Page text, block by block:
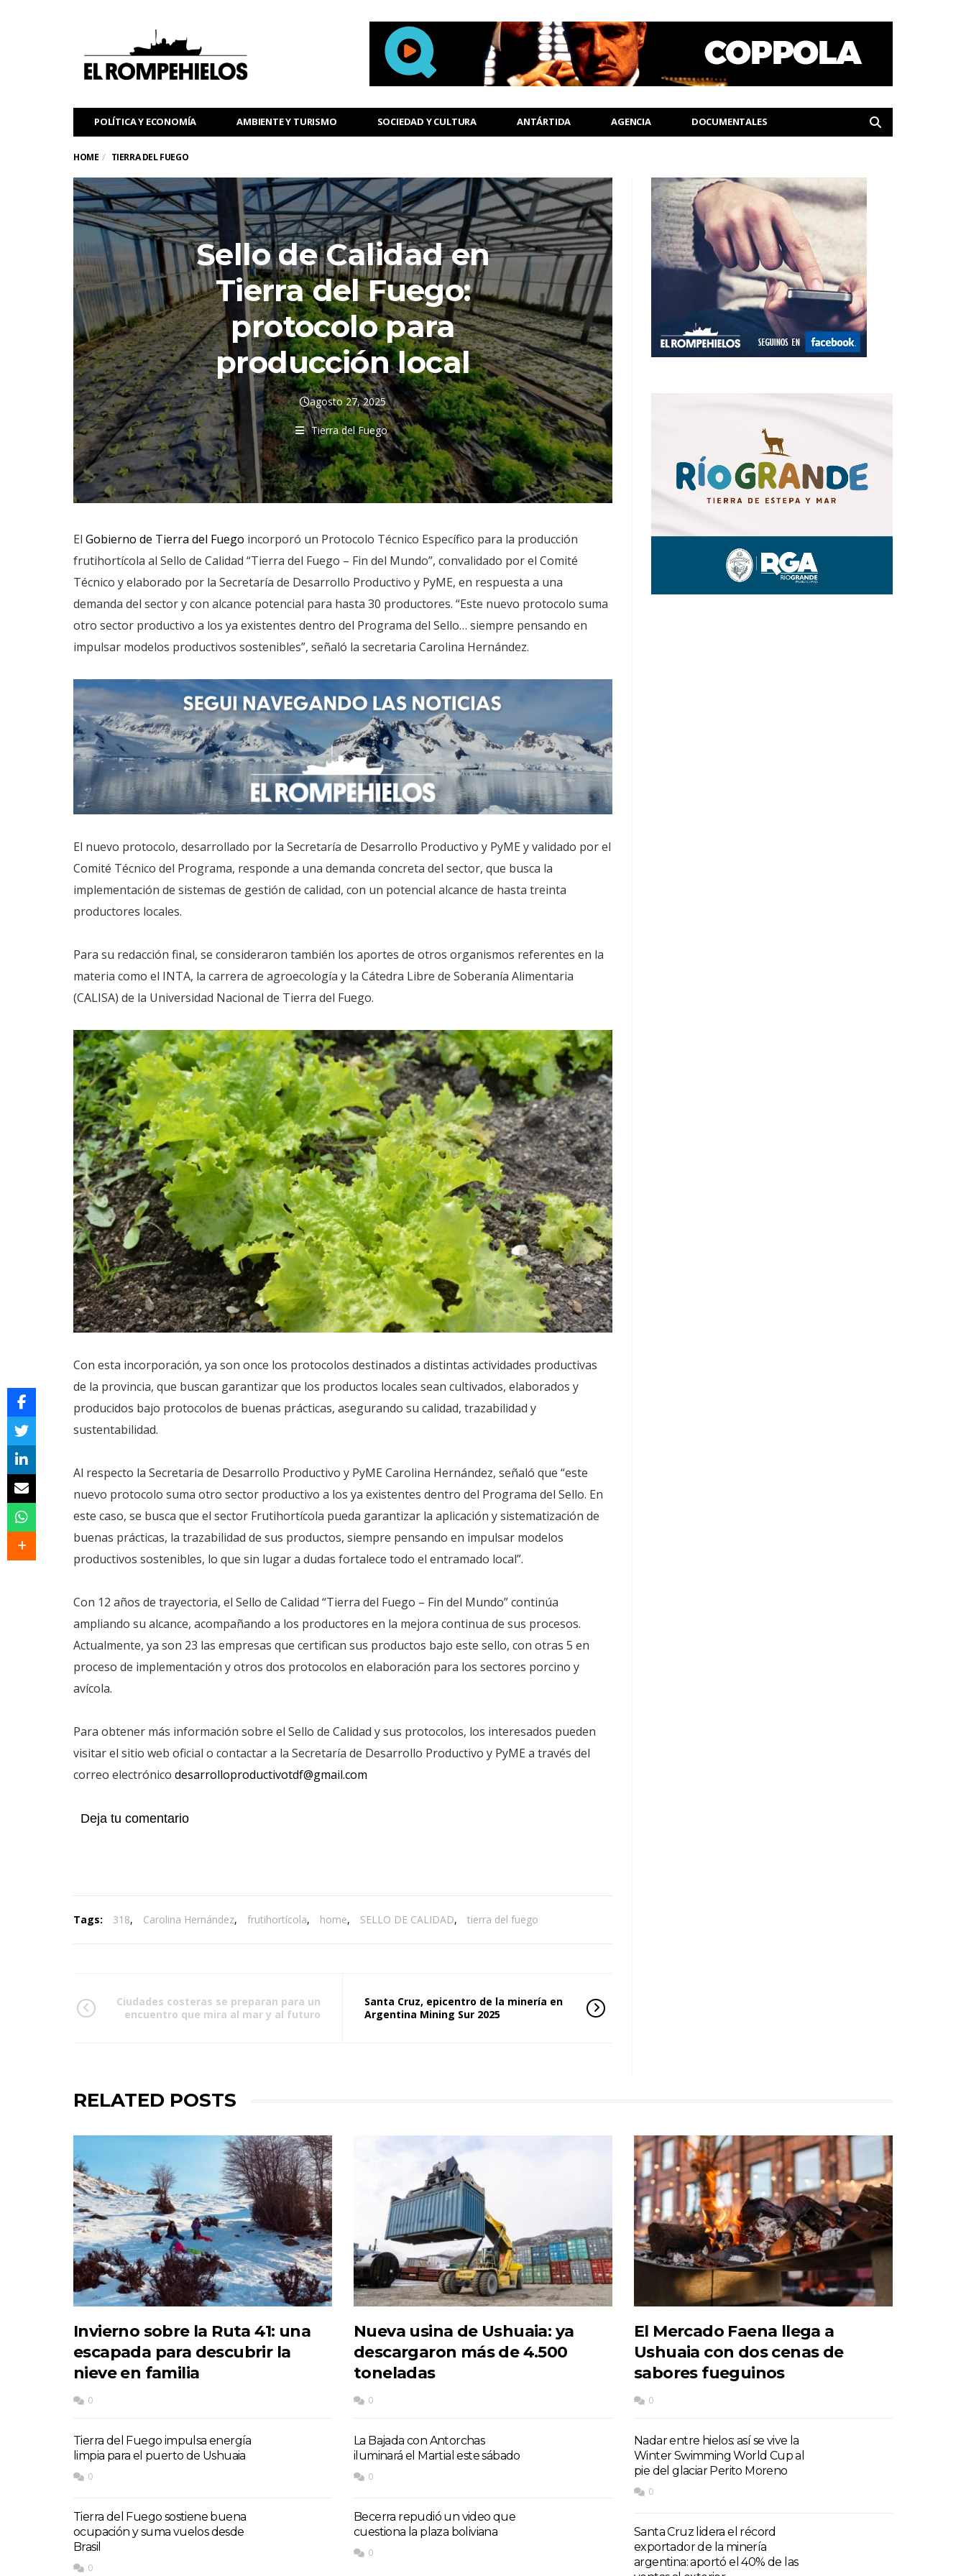
POLÍTICA Y ECONOMÍA AMBIENTE Y TURISMO SOCIEDAD Y CULTURA ANTÁRTIDA AGENCIA DOCUMENTALES
HOME TIERRA DEL FUEGO
Sello de Calidad en
Tierra del Fuego:
protocolo para
producción local
agosto 27, 2025
Tierra del Fuego
El Gobierno de Tierra del Fuego incorporó un Protocolo Técnico Específico para la producción
frutihortícola al Sello de Calidad “Tierra del Fuego – Fin del Mundo”, convalidado por el Comité
Técnico y elaborado por la Secretaría de Desarrollo Productivo y PyME, en respuesta a una
demanda del sector y con alcance potencial para hasta 30 productores. “Este nuevo protocolo suma
otro sector productivo a los ya existentes dentro del Programa del Sello… siempre pensando en
impulsar modelos productivos sostenibles”, señaló la secretaria Carolina Hernández.
El nuevo protocolo, desarrollado por la Secretaría de Desarrollo Productivo y PyME y validado por el
Comité Técnico del Programa, responde a una demanda concreta del sector, que busca la
implementación de sistemas de gestión de calidad, con un potencial alcance de hasta treinta
productores locales.
Para su redacción final, se consideraron también los aportes de otros organismos referentes en la
materia como el INTA, la carrera de agroecología y la Cátedra Libre de Soberanía Alimentaria
(CALISA) de la Universidad Nacional de Tierra del Fuego.
Con esta incorporación, ya son once los protocolos destinados a distintas actividades productivas
de la provincia, que buscan garantizar que los productos locales sean cultivados, elaborados y
producidos bajo protocolos de buenas prácticas, asegurando su calidad, trazabilidad y
sustentabilidad.
Al respecto la Secretaria de Desarrollo Productivo y PyME Carolina Hernández, señaló que “este
nuevo protocolo suma otro sector productivo a los ya existentes dentro del Programa del Sello. En
este caso, se busca que el sector Frutihortícola pueda garantizar la aplicación y sistematización de
buenas prácticas, la trazabilidad de sus productos, siempre pensando en impulsar modelos
productivos sostenibles, lo que sin lugar a dudas fortalece todo el entramado local”.
Con 12 años de trayectoria, el Sello de Calidad “Tierra del Fuego – Fin del Mundo” continúa
ampliando su alcance, acompañando a los productores en la mejora continua de sus procesos.
Actualmente, ya son 23 las empresas que certifican sus productos bajo este sello, con otras 5 en
proceso de implementación y otros dos protocolos en elaboración para los sectores porcino y
avícola.
Para obtener más información sobre el Sello de Calidad y sus protocolos, los interesados pueden
visitar el sitio web oficial o contactar a la Secretaría de Desarrollo Productivo y PyME a través del
correo electrónico desarrolloproductivotdf@gmail.com
Deja tu comentario
Tags: 318, Carolina Hernández, frutihortícola, home, SELLO DE CALIDAD, tierra del fuego
Ciudades costeras se preparan para un
encuentro que mira al mar y al futuro
Santa Cruz, epicentro de la minería en
Argentina Mining Sur 2025
RELATED POSTS
Invierno sobre la Ruta 41: una
escapada para descubrir la
nieve en familia
0
Tierra del Fuego impulsa energía
limpia para el puerto de Ushuaia
0
Tierra del Fuego sostiene buena
ocupación y suma vuelos desde
Brasil
0
Nueva usina de Ushuaia: ya
descargaron más de 4.500
toneladas
0
La Bajada con Antorchas
iluminará el Martial este sábado
0
Becerra repudió un video que
cuestiona la plaza boliviana
0
El Mercado Faena llega a
Ushuaia con dos cenas de
sabores fueguinos
0
Nadar entre hielos: así se vive la
Winter Swimming World Cup al
pie del glaciar Perito Moreno
0
Santa Cruz lidera el récord
exportador de la minería
argentina: aportó el 40% de las